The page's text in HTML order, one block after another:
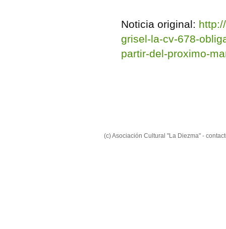
Noticia original:
grisel-la-cv-678-
partir-del-proximo-
(c) Asociación Cultural "La Diezma" -